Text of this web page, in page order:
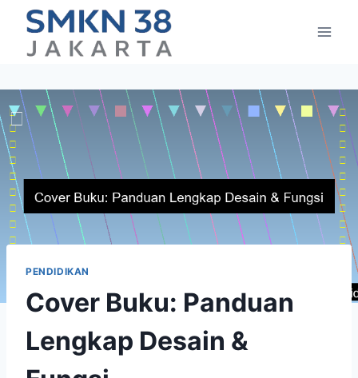
content
PENDIDIKAN
Cover Buku: Panduan
Lengkap Desain &